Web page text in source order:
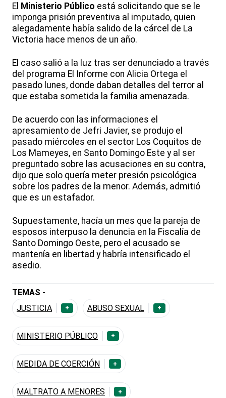
El Ministerio Público está solicitando que se le
imponga prisión preventiva al imputado, quien
alegadamente había salido de la cárcel de La
Victoria hace menos de un año.
El caso salió a la luz tras ser denunciado a través
del programa El Informe con Alicia Ortega el
pasado lunes, donde daban detalles del terror al
que estaba sometida la familia amenazada.
De acuerdo con las informaciones el
apresamiento de Jefri Javier, se produjo el
pasado miércoles en el sector Los Coquitos de
Los Mameyes, en Santo Domingo Este y al ser
preguntado sobre las acusaciones en su contra,
dijo que solo quería meter presión psicológica
sobre los padres de la menor. Además, admitió
que es un estafador.
Supuestamente, hacía un mes que la pareja de
esposos interpuso la denuncia en la Fiscalía de
Santo Domingo Oeste, pero el acusado se
mantenía en libertad y habría intensificado el
asedio.
TEMAS -
JUSTICIA
+ ABUSO SEXUAL +
MINISTERIO PÚBLICO +
MEDIDA DE COERCIÓN +
MALTRATO A MENORES +